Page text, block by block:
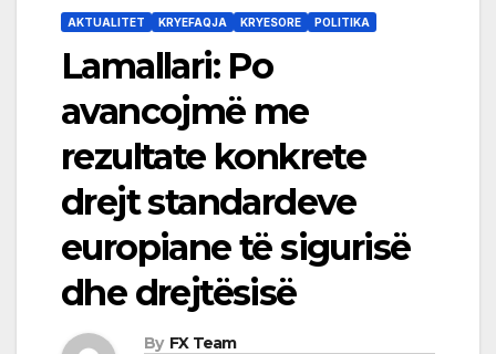
AKTUALITET KRYEFAQJA KRYESORE POLITIKA
Lamallari: Po
avancojmë me
rezultate konkrete
drejt standardeve
europiane të sigurisë
dhe drejtësisë
By FX Team